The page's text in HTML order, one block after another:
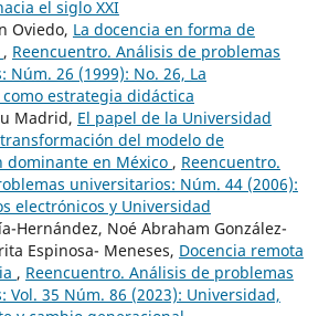
el siglo XXI
Oviedo, La docencia en forma de
, Reencuentro. Análisis de problemas
Núm. 26 (1999): No. 26, La
estrategia didáctica
Madrid, El papel de la Universidad
del modelo de
dominante en México , Reencuentro.
universitarios: Núm. 44 (2006):
electrónicos y Universidad
Hernández, Noé Abraham González-
Espinosa- Meneses, Docencia remota
, Reencuentro. Análisis de problemas
Vol. 35 Núm. 86 (2023): Universidad,